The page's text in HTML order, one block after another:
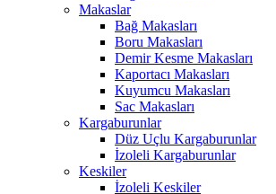
Makaslar
Bağ Makasları
Boru Makasları
Demir Kesme Makasları
Kaportacı Makasları
Kuyumcu Makasları
Sac Makasları
Kargaburunlar
Düz Uçlu Kargaburunlar
İzoleli Kargaburunlar
Keskiler
İzoleli Keskiler